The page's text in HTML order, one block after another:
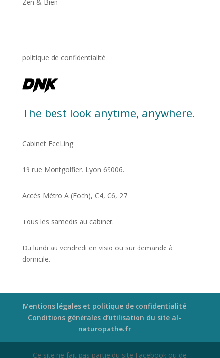
Zen & Bien
politique de confidentialité
The best look anytime, anywhere.
Cabinet FeeLing
19 rue Montgolfier, Lyon 69006.
Accès Métro A (Foch), C4, C6, 27
Tous les samedis au cabinet.
Du lundi au vendredi en visio ou sur demande à
domicile.
Mentions légales et politique de confidentialité
Conditions générales d’utilisation du site al-
naturopathe.fr
Ce site ne fait pas partie du site Facebook ou de